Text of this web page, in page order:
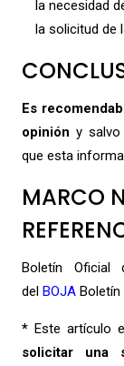
la necesidad
la solicitud de
Es
opinión y salvo
que esta
MARCO
Boletín
del BOJA Boletín
*Este artículo
solicitar una